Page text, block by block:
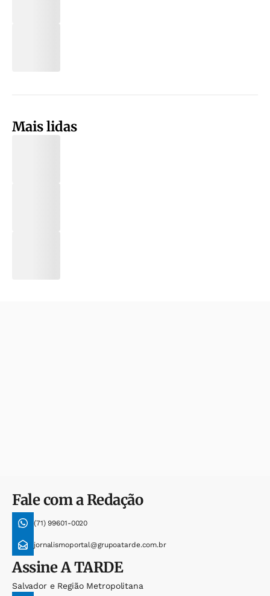
Mais lidas
Fale com a Redação
(71) 99601-0020
jornalismoportal@grupoatarde.com.br
AssineA TARDE
Salvador e Região Metropolitana